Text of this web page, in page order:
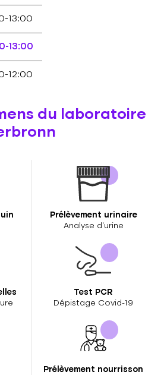
13:00
13:00
12:00
du laboratoire
Prélèvement urinaire
Analyse d’urine
Test PCR
Dépistage Covid-19
Prélèvement nourrisson